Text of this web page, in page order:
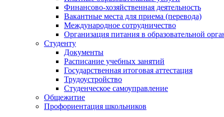
Финансово-хозяйственная деятельность
Вакантные места для приема (перевода)
Международное сотрудничество
Организация питания в образовательной
Студенту
Документы
Расписание учебных занятий
Государственная итоговая аттестация
Трудоустройство
Студенческое самоуправление
Общежитие
Профориентация школьников